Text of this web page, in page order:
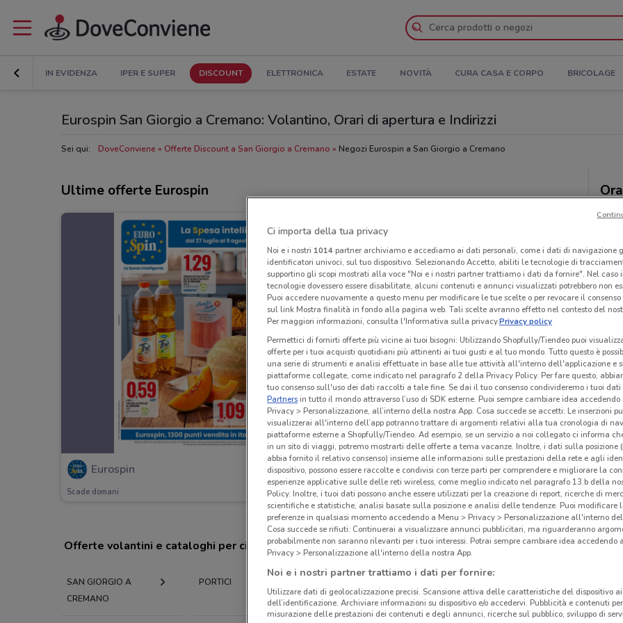
IN EVIDENZA IPER E SUPER DISCOUNT ELETTRONICA ESTATE NOVITÀ CURA CASA E CORPO BRICOLAGE
Eurospin San Giorgio a Cremano: Volantino, Orari di apertura e Indirizzi
Sei qui: DoveConviene Offerte Discount a San Giorgio a Cremano Negozi Eurospin a San Giorgio a Cremano
Ultime offerte Eurospin
Eurospin
Scade domani 2.1 km
Offerte volantini e cataloghi per città nelle vicinanze
SAN GIORGIO A
CREMANO
PORTICI
Gli
Ci importa della tua privacy
Noi e i nostri 1014partner archiviamo e accediamo ai dati personali, come i dati di navigazione
identificatori univoci, sul tuo dispositivo. Selezionando Accetto, abiliti le tecnologie di
supportino gli scopi mostrati alla voce "Noi e i nostri partner trattiamo i dati da fornire". Nel caso
tecnologie dovessero essere disabilitate, alcuni contenuti e annunci visualizzati potrebbero non
Puoi accedere nuovamente a questo menu per modificare le tue scelte o per revocare il
sul link Mostra finalità in fondo alla pagina web. Tali scelte avranno effetto nel contesto del
Per maggiori informazioni, consulta l'Informativa sulla privacy.Privacy policy
Permettici di fornirti offerte più vicine ai tuoi bisogni: Utilizzando Shopfully/Tiendeo puoi
offerte per i tuoi acquisti quotidiani più attinenti ai tuoi gusti e al tuo mondo. Tutto questo è
una serie di strumenti e analisi effettuate in base alle tue attività all'interno dell'applicazione e
piattaforme collegate, come indicato nel paragrafo 2 della Privacy Policy. Per fare questo,
tuo consenso sull'uso dei dati raccolti a tale fine. Se dai il tuo consenso condivideremo i tuoi dati
Partnersin tutto il mondo attraverso l’uso di SDK esterne. Puoi sempre cambiare idea accedendo
Privacy > Personalizzazione, all’interno della nostra App. Cosa succede se accetti: Le inserzioni
visualizzerai all'interno dell’app potranno trattare di argomenti relativi alla tua cronologia di
piattaforme esterne a Shopfully/Tiendeo. Ad esempio, se un servizio a noi collegato ci informa
in un sito di viaggi, potremo mostrarti delle offerte a tema vacanze. Inoltre, i dati sulla posizione
abbia fornito il relativo consenso) insieme alle informazioni sulle prestazioni della rete e agli
dispositivo, possono essere raccolte e condivisi con terze parti per comprendere e migliorare la
esperienze applicative sulle delle reti wireless, come meglio indicato nel paragrafo 13.b della
Policy. Inoltre, i tuoi dati possono anche essere utilizzati per la creazione di report, ricerche di
scientifiche e statistiche, analisi basate sulla posizione e analisi delle tendenze. Puoi modificare
preferenze in qualsiasi momento accedendo a Menu > Privacy > Personalizzazione all'interno
Cosa succede se rifiuti: Continuerai a visualizzare annunci pubblicitari, ma riguarderanno
probabilmente non saranno rilevanti per i tuoi interessi. Potrai sempre cambiare idea accedendo
Privacy > Personalizzazione all'interno della nostra App.
Noi e i nostri partner trattiamo i dati per fornire:
Utilizzare dati di geolocalizzazione precisi. Scansione attiva delle caratteristiche del dispositivo
dell’identificazione. Archiviare informazioni su dispositivo e/o accedervi. Pubblicità e contenuti
misurazione delle prestazioni dei contenuti e degli annunci, ricerche sul pubblico, sviluppo di